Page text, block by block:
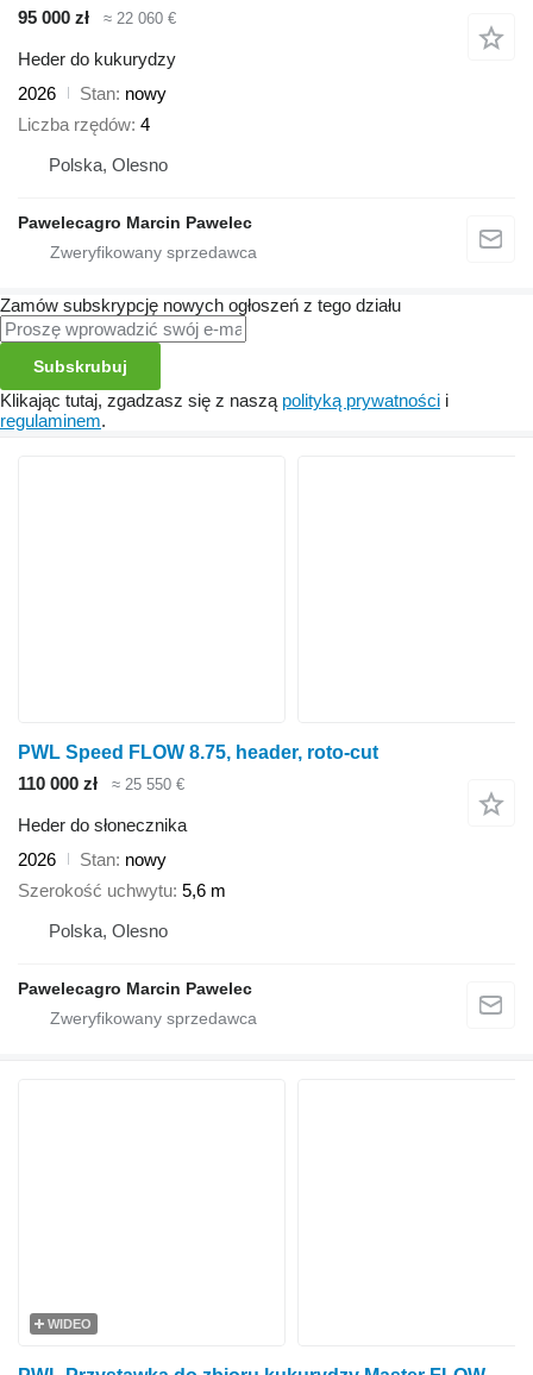
95 000 zł ≈ 22 060 €
Heder do kukurydzy
2026
Stan nowy
Liczba rzędów 4
Polska, Olesno
Pawelecagro Marcin Pawelec
Zamów subskrypcję nowych ogłoszeń z tego działu
Subskrubuj
Klikając tutaj, zgadzasz się z naszą polityką prywatności i
regulaminem.
PWL Speed FLOW 8.75, header, roto-cut
110 000 zł
≈ 25 550 €
Heder do słonecznika
2026
Stan nowy
Szerokość uchwytu 5,6 m
Polska, Olesno
Pawelecagro Marcin Pawelec
WIDEO